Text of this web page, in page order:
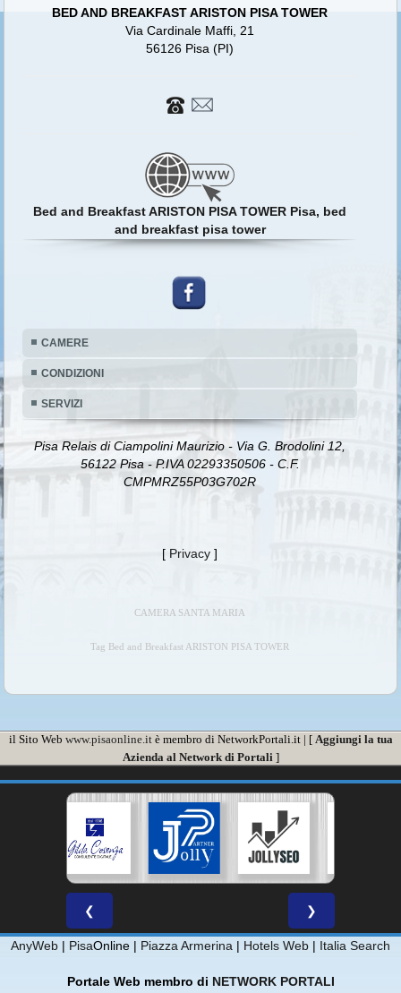
BED AND BREAKFAST ARISTON PISA TOWER
Via Cardinale Maffi, 21
56126 Pisa (PI)
Bed and Breakfast ARISTON PISA TOWER Pisa, bed
and breakfast pisa tower
CAMERE
CONDIZIONI
SERVIZI
Pisa Relais di Ciampolini Maurizio - Via G. Brodolini 12,
56122 Pisa - P.IVA 02293350506 - C.F.
CMPMRZ55P03G702R
[ Privacy ]
CAMERA SANTA MARIA
Tag Bed and Breakfast ARISTON PISA TOWER
il Sito Web www.pisaonline.itè membro di NetworkPortali.it | [ Aggiungi la tua
Azienda al Network di Portali]
❮ ❯
AnyWeb | PisaOnline | Piazza Armerina | Hotels Web | Italia Search
Portale Web membro di NETWORK PORTALI